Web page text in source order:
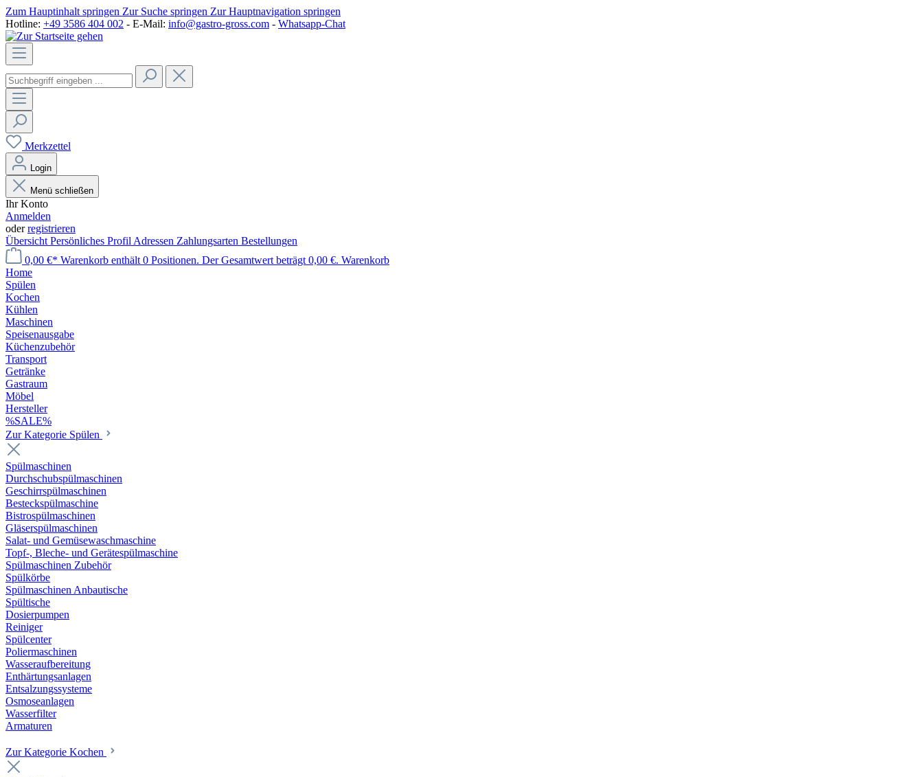
Zum Hauptinhalt springen Zur Suche springen Zur Hauptnavigation springen
Hotline: +49 3586 404 002 - E-Mail: info@gastro-gross.com - Whatsapp-Chat
Merkzettel
Login
Menü schließen
Ihr Konto
Anmelden
oderregistrieren
Übersicht Persönliches Profil Adressen Zahlungsarten Bestellungen
0,00 €* Warenkorb enthält 0 Positionen. Der Gesamtwert beträgt 0,00 €. Warenkorb
Home
Spülen
Kochen
Kühlen
Maschinen
Speisenausgabe
Küchenzubehör
Transport
Getränke
Gastraum
Möbel
Hersteller
%SALE%
Zur Kategorie Spülen
Spülmaschinen
Durchschubspülmaschinen
Geschirrspülmaschinen
Besteckspülmaschine
Bistrospülmaschinen
Gläserspülmaschinen
Salat- und Gemüsewaschmaschine
Topf-, Bleche- und Gerätespülmaschine
Spülmaschinen Zubehör
Spülkörbe
Spülmaschinen Anbautische
Spültische
Dosierpumpen
Reiniger
Spülcenter
Poliermaschinen
Wasseraufbereitung
Enthärtungsanlagen
Entsalzungssysteme
Osmoseanlagen
Wasserfilter
Armaturen
Zur Kategorie Kochen